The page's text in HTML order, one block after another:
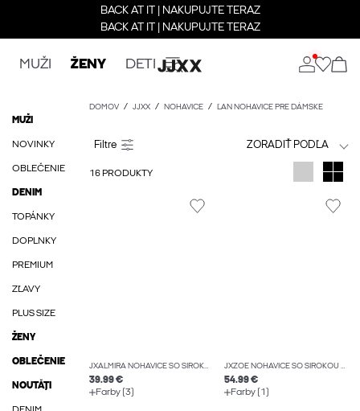
BACK AT IT | NAKUPUJTE TERAZ
BACK AT IT | NAKUPUJTE TERAZ
MUŽI ŽENY DETI
MUŽI
NOVINKY
OBLEČENIE
DENIM
TOPÁNKY
DOPLNKY
PREMIUM
ZĽAVY
PLUS SIZE
ŽENY
OBLEČENIE
NOUTĂȚI
DOMOV JJXX NOHAVICE ĽAN NOHAVICE PRE DÁMSKE
ZORADIŤ PODĽA
16 PRODUKTY
JXALMIRA NOHAVICE SO ŠIROKOU NOHAVICOU
39.99 €
Farby (3)
JXZOE NOHAVICE SO ŠIROKOU NOHAVICOU
54.99 €
Farby (1)